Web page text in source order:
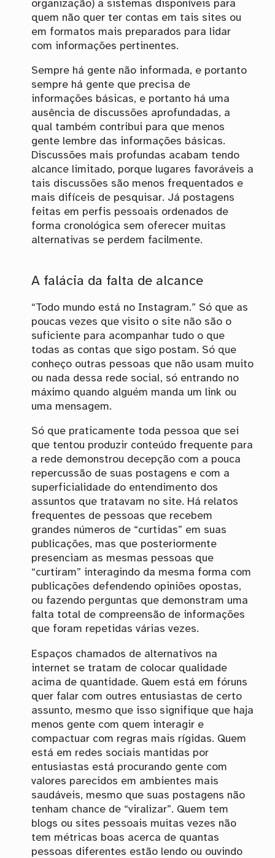
organização) a sistemas disponíveis para
quem não quer ter contas em tais sites ou
em formatos mais preparados para lidar
com informações pertinentes.
Sempre há gente não informada, e portanto
sempre há gente que precisa de
informações básicas, e portanto há uma
ausência de discussões aprofundadas, a
qual também contribui para que menos
gente lembre das informações básicas.
Discussões mais profundas acabam tendo
alcance limitado, porque lugares favoráveis a
tais discussões são menos frequentados e
mais difíceis de pesquisar. Já postagens
feitas em perfis pessoais ordenados de
forma cronológica sem oferecer muitas
alternativas se perdem facilmente.
A falácia da falta de alcance
“Todo mundo está no Instagram.” Só que as
poucas vezes que visito o site não são o
suficiente para acompanhar tudo o que
todas as contas que sigo postam. Só que
conheço outras pessoas que não usam muito
ou nada dessa rede social, só entrando no
máximo quando alguém manda um link ou
uma mensagem.
Só que praticamente toda pessoa que sei
que tentou produzir conteúdo frequente para
a rede demonstrou decepção com a pouca
repercussão de suas postagens e com a
superficialidade do entendimento dos
assuntos que tratavam no site. Há relatos
frequentes de pessoas que recebem
grandes números de “curtidas” em suas
publicações, mas que posteriormente
presenciam as mesmas pessoas que
“curtiram” interagindo da mesma forma com
publicações defendendo opiniões opostas,
ou fazendo perguntas que demonstram uma
falta total de compreensão de informações
que foram repetidas várias vezes.
Espaços chamados de alternativos na
internet se tratam de colocar qualidade
acima de quantidade. Quem está em fóruns
quer falar com outres entusiastas de certo
assunto, mesmo que isso signifique que haja
menos gente com quem interagir e
compactuar com regras mais rígidas. Quem
está em redes sociais mantidas por
entusiastas está procurando gente com
valores parecidos em ambientes mais
saudáveis, mesmo que suas postagens não
tenham chance de “viralizar”. Quem tem
blogs ou sites pessoais muitas vezes não
tem métricas boas acerca de quantas
pessoas diferentes estão lendo ou ouvindo